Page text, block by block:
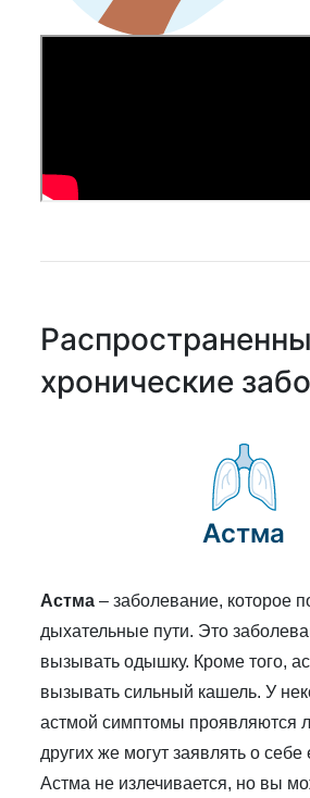
хронические
Астма
Астма – заболевание, которое
дыхательные пути. Это
вызывать одышку. Кроме того,
вызывать сильный кашель. У
астмой симптомы проявляются
других же могут заявлять о
Астма не излечивается, но вы